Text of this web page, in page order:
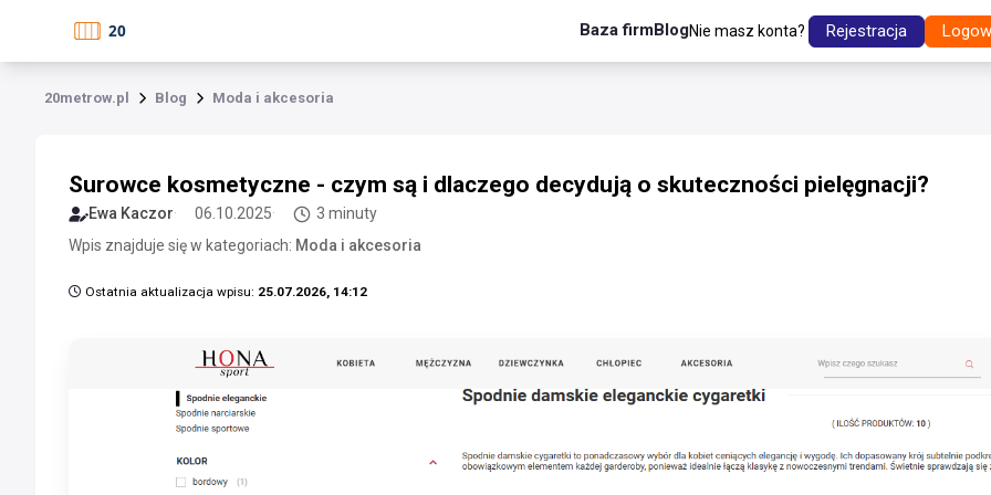
Baza firmBlogNie masz konta? Rejestracja
20metrow.pl Blog Moda i akcesoria
Surowce kosmetyczne - czym są i dlaczego decydują o skuteczności pielęgnacji?
Ewa Kaczor 06.10.2025
3 minuty
Wpis znajduje się w kategoriach: Moda i akcesoria
Ostatnia aktualizacja wpisu: 25.07.2026, 14:12